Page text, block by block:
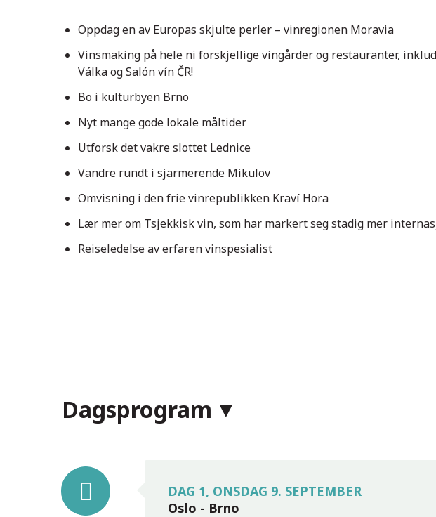
Oppdag en av Europas skjulte perler – vinregionen Moravia
Vinsmaking på hele ni forskjellige vingårder og restauranter,
Válka og Salón vín ČR!
Bo i kulturbyen Brno
Nyt mange gode lokale måltider
Utforsk det vakre slottet Lednice
Vandre rundt i sjarmerende Mikulov
Omvisning i den frie vinrepublikken Kraví Hora
Lær mer om Tsjekkisk vin, som har markert seg stadig mer
Reiseledelse av erfaren vinspesialist
Dagsprogram
DAG 1, ONSDAG 9. SEPTEMBER
Oslo - Brno